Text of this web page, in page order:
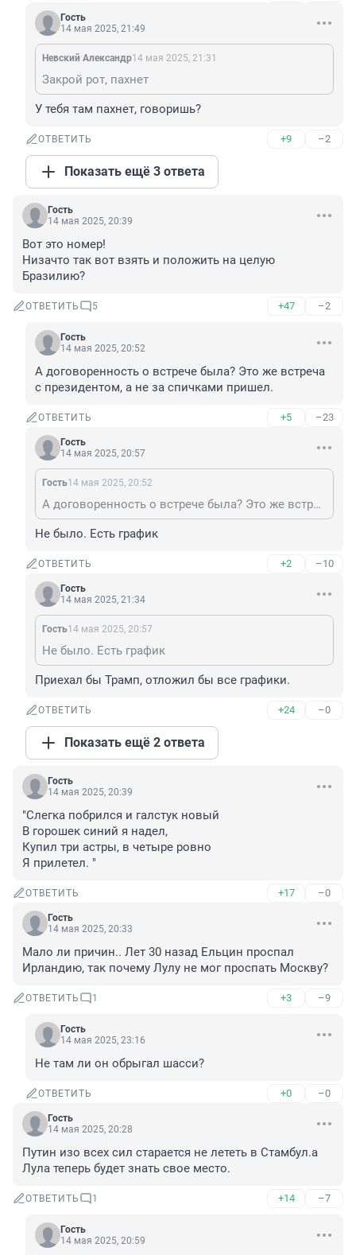
Гость
14 мая 2025, 21:49
Невский Александр14 мая 2025, 21:31
Закрой рот, пахнет
У тебя там пахнет, говоришь?
ОТВЕТИТЬ +9 –2
Показать ещё 3 ответа
Гость
14 мая 2025, 20:39
Вот это номер!
Низачто так вот взять и положить на целую
Бразилию?
ОТВЕТИТЬ 5 +47 –2
Гость
14 мая 2025, 20:52
А договоренность о встрече была? Это же встреча
с президентом, а не за спичками пришел.
ОТВЕТИТЬ +5 –23
Гость
14 мая 2025, 20:57
Гость14 мая 2025, 20:52
А договоренность о встрече была? Это же встреча с президентом, а не за спичками пришел.
Не было. Есть график
ОТВЕТИТЬ +2 –10
Гость
14 мая 2025, 21:34
Гость14 мая 2025, 20:57
Не было. Есть график
Приехал бы Трамп, отложил бы все графики.
ОТВЕТИТЬ +24 –0
Показать ещё 2 ответа
Гость
14 мая 2025, 20:39
"Слегка побрился и галстук новый
В горошек синий я надел,
Купил три астры, в четыре ровно
Я прилетел. "
ОТВЕТИТЬ +17 –0
Гость
14 мая 2025, 20:33
Мало ли причин.. Лет 30 назад Ельцин проспал
Ирландию, так почему Лулу не мог проспать Москву?
ОТВЕТИТЬ 1 +3 –9
Гость
14 мая 2025, 23:16
Не там ли он обрыгал шасси?
ОТВЕТИТЬ +0 –0
Гость
14 мая 2025, 20:28
Путин изо всех сил старается не лететь в Стамбул.а
Лула теперь будет знать свое место.
ОТВЕТИТЬ 1 +14 –7
Гость
14 мая 2025, 20:59